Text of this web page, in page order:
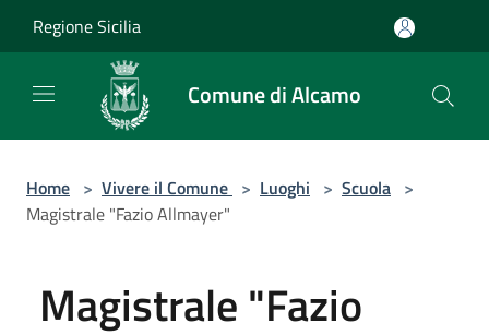
Regione Sicilia
Comune di Alcamo
Home > Vivere il Comune > Luoghi > Scuola >
Magistrale "Fazio Allmayer"
Magistrale "Fazio